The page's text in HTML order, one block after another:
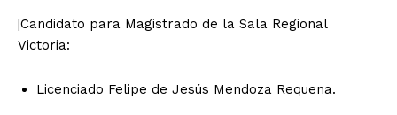
|Candidato para Magistrado de la Sala Regional
Victoria:
Licenciado Felipe de Jesús Mendoza Requena.